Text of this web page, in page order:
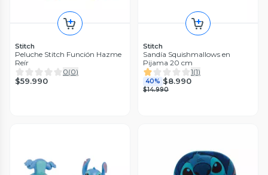
Stitch
Peluche Stitch Función Hazme
Reír
0(0)
$59.990
Stitch
Sandía Squishmallows en
Pijama 20 cm
1(1)
40% $8.990
$14.990